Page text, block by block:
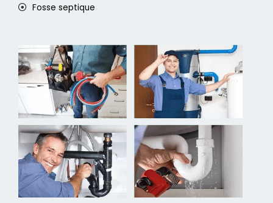
Fosse septique